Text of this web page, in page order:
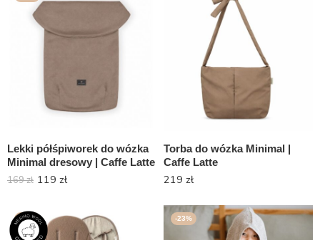
Lekki półśpiworek do wózka
Minimal dresowy | Caffe Latte
169zł 119 zł
Torba do wózka Minimal |
Caffe Latte
219 zł
-15% -23%